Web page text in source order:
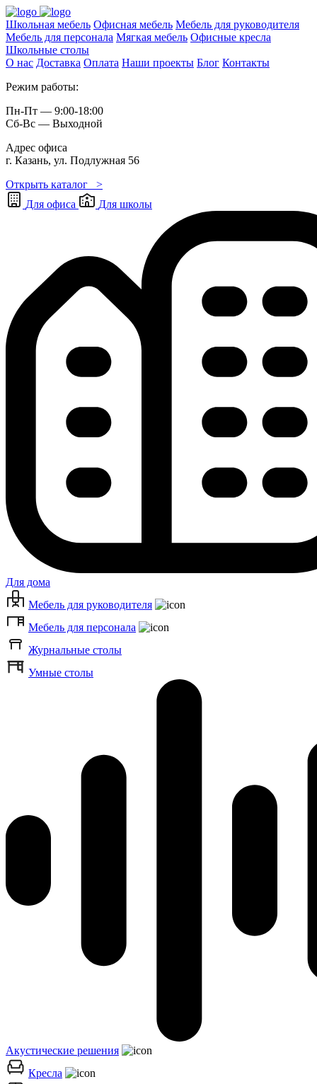
Школьная мебель Офисная мебель Мебель для руководителя
Мебель для персонала Мягкая мебель Офисные кресла
Школьные cтолы
О нас Доставка Оплата Наши проекты Блог Контакты
Режим работы:
Пн-Пт — 9:00-18:00
Сб-Вс — Выходной
Адрес офиса
г. Казань, ул. Подлужная 56
Открыть каталог >
Для офиса
Для школы
Для дома
Мебель для руководителя
Мебель для персонала
Журнальные столы
Умные столы
Акустические решения
Кресла